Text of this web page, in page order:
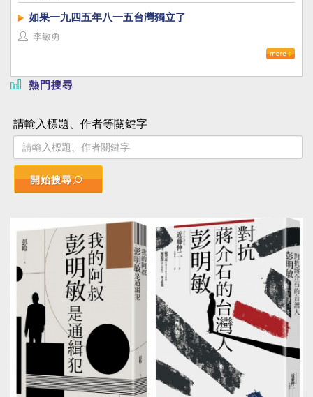
如果一九四五年八一五台灣獨立了
李敏勇
熱門搜尋
請輸入標題、作者等關鍵字
開始搜尋